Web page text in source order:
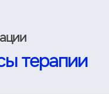
терапии